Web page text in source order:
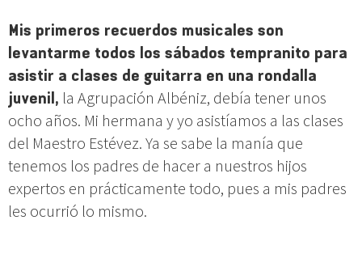
Mis primeros recuerdos musicales son
levantarme todos los sábados tempranito para
asistir a clases de guitarra en una rondalla
juvenil, la Agrupación Albéniz, debía tener unos
ocho años. Mi hermana y yo asistíamos a las clases
del Maestro Estévez. Ya se sabe la manía que
tenemos los padres de hacer a nuestros hijos
expertos en prácticamente todo, pues a mis padres
les ocurrió lo mismo.